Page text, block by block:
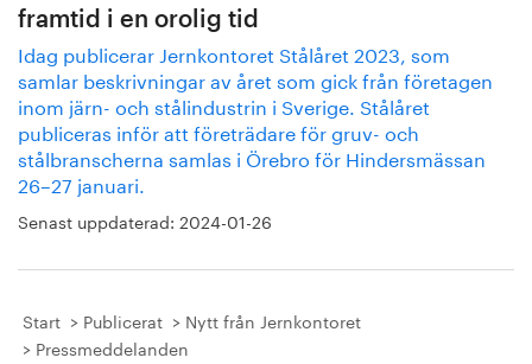
framtid i en orolig tid
Idag publicerar Jernkontoret Stålåret 2023, som
samlar beskrivningar av året som gick från företagen
inom järn- och stålindustrin i Sverige. Stålåret
publiceras inför att företrädare för gruv- och
stålbranscherna samlas i Örebro för Hindersmässan
26–27 januari.
Senast uppdaterad: 2024-01-26
Start Publicerat
Nytt från Jernkontoret
Pressmeddelanden